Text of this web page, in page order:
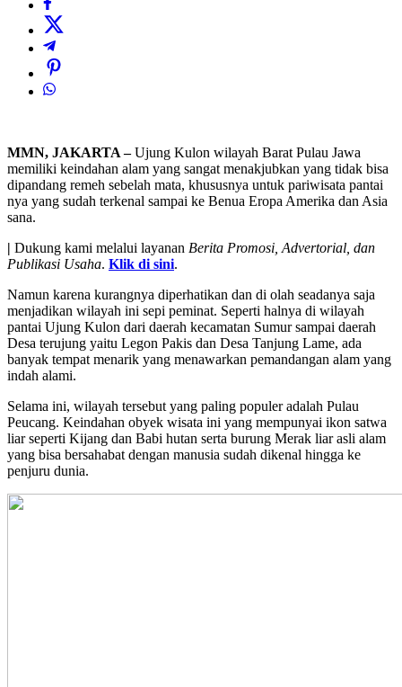
MMN, JAKARTA –Ujung Kulon wilayah Barat Pulau Jawa
memiliki keindahan alam yang sangat menakjubkan yang tidak bisa
dipandang remeh sebelah mata, khususnya untuk pariwisata pantai
nya yang sudah terkenal sampai ke Benua Eropa Amerika dan Asia
sana.
| Dukung kami melalui layanan Berita Promosi, Advertorial, dan
Publikasi Usaha. Klik di sini.
Namun karena kurangnya diperhatikan dan di olah seadanya saja
menjadikan wilayah ini sepi peminat. Seperti halnya di wilayah
pantai Ujung Kulon dari daerah kecamatan Sumur sampai daerah
Desa terujung yaitu Legon Pakis dan Desa Tanjung Lame, ada
banyak tempat menarik yang menawarkan pemandangan alam yang
indah alami.
Selama ini, wilayah tersebut yang paling populer adalah Pulau
Peucang. Keindahan obyek wisata ini yang mempunyai ikon satwa
liar seperti Kijang dan Babi hutan serta burung Merak liar asli alam
yang bisa bersahabat dengan manusia sudah dikenal hingga ke
penjuru dunia.